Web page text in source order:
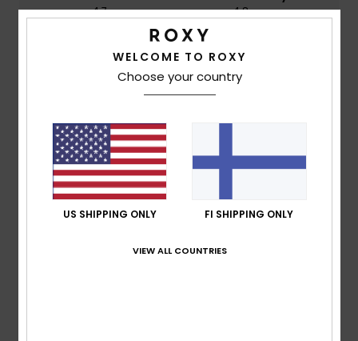
4.7
4.8
Size
Material
Color
WELCOME TO ROXY
Choose your country
US SHIPPING ONLY FI SHIPPING ONLY
VIEW ALL COUNTRIES